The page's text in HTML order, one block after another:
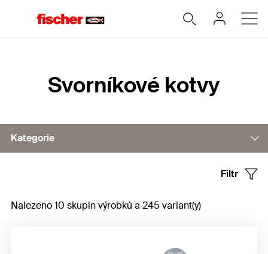
Svorníkové kotvy
Kategorie
Svorníková kotva FBN II
Filtr
Nalezeno 10 skupin výrobků a 245 variant(y)